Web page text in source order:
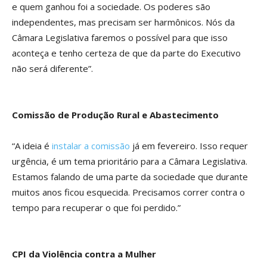
e quem ganhou foi a sociedade. Os poderes são
independentes, mas precisam ser harmônicos. Nós da
Câmara Legislativa faremos o possível para que isso
aconteça e tenho certeza de que da parte do Executivo
não será diferente”.
Comissão de Produção Rural e Abastecimento
“A ideia é instalar a comissão já em fevereiro. Isso requer
urgência, é um tema prioritário para a Câmara Legislativa.
Estamos falando de uma parte da sociedade que durante
muitos anos ficou esquecida. Precisamos correr contra o
tempo para recuperar o que foi perdido.”
CPI da Violência contra a Mulher